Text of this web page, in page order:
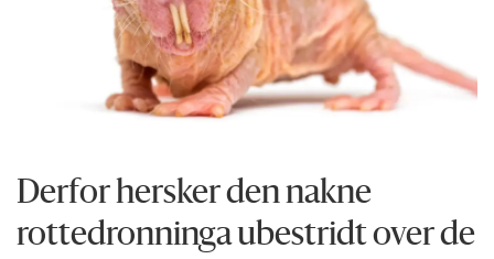
Derfor hersker den nakne
rottedronninga ubestridt over de